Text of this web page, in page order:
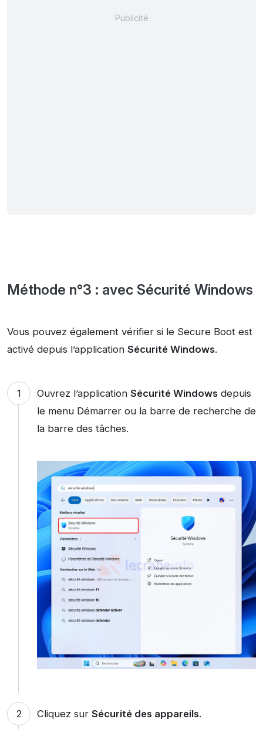
Méthode n°3 : avec Sécurité Windows
Vous pouvez également vérifier si le Secure Boot est
activé depuis l’application Sécurité Windows.
Ouvrez l’application Sécurité Windowsdepuis
le menu Démarrer ou la barre de recherche de
la barre des tâches.
Cliquez sur Sécurité des appareils.